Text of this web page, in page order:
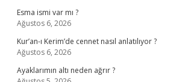
Esma ismi var mı ?
Ağustos 6, 2026
Kur’an-ı Kerim’de cennet nasıl anlatılıyor ?
Ağustos 6, 2026
Ayaklarımın altı neden ağrır ?